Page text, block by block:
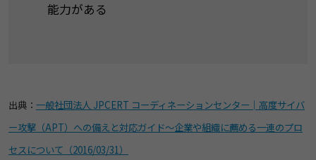
能力がある
出典： 一般社団法人 JPCERT コーディネーションセンター│高度サイバ
ー攻撃（APT）への備えと対応ガイド～企業や組織に薦める一連のプロ
セスについて（2016/03/31）